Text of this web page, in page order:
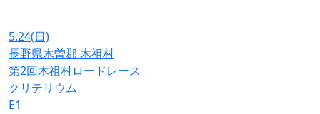
5.24(日)
長野県木曽郡 木祖村
第2回木祖村ロードレース
クリテリウム
E1